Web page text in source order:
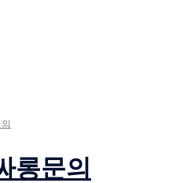
롱문의